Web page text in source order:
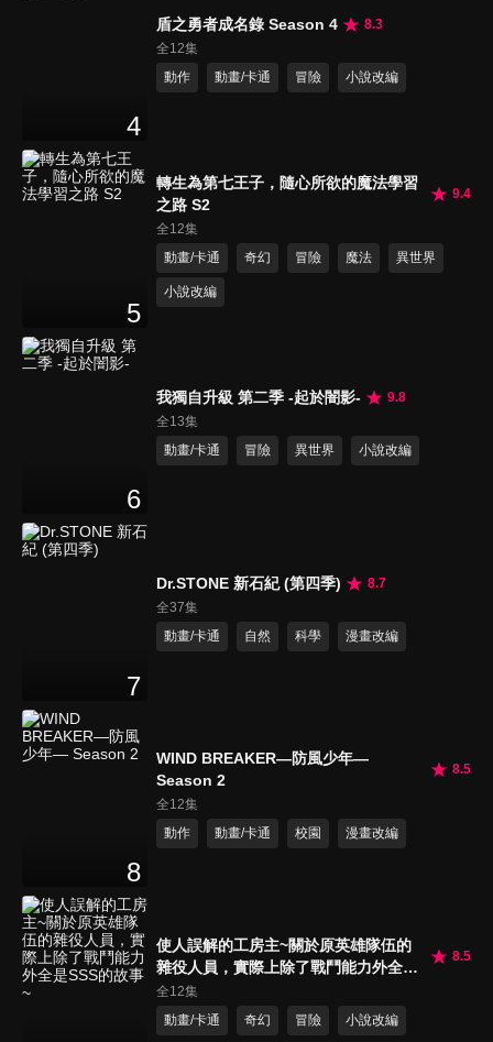
4
盾之勇者成名錄 Season 4
8.3
全12集
動作
動畫/卡通 冒險 小說改編
5
轉生為第七王子，隨心所欲的魔法學習
之路 S2
9.4
全12集
動畫/卡通
奇幻 冒險 魔法 異世界
小說改編
6
我獨自升級 第二季 -起於闇影-
9.8
全13集
動畫/卡通
冒險 異世界 小說改編
7
Dr.STONE 新石紀 (第四季)
8.7
全37集
動畫/卡通
自然 科學 漫畫改編
8
WIND BREAKER—防風少年—
Season 2
8.5
全12集
動作
動畫/卡通 校園 漫畫改編
使人誤解的工房主~關於原英雄隊伍的
雜役人員，實際上除了戰鬥能力外全是
SSS的故事~
8.5
全12集
動畫/卡通
奇幻 冒險 小說改編